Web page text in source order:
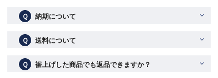
Ｑ 納期について
Ｑ 送料について
Ｑ 裾上げした商品でも返品できますか？